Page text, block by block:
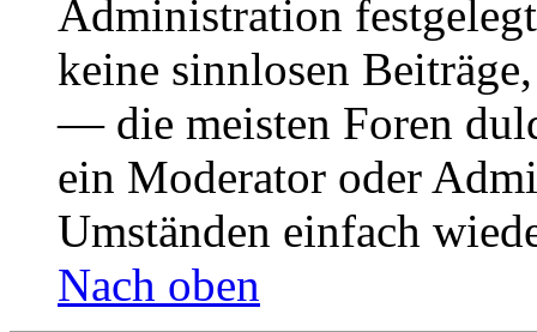
Administration
keine sinnlosen
— die meisten Foren
ein Moderator oder
Umständen einfach
Nach oben